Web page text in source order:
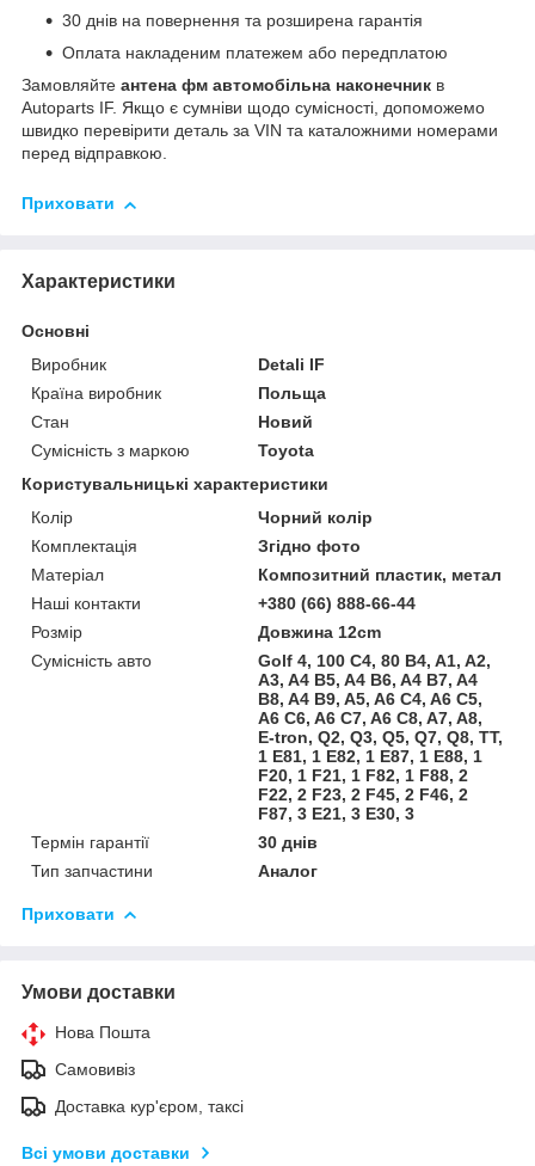
30 днів на повернення та розширена гарантія
Оплата накладеним платежем або передплатою
Замовляйте антена фм автомобільна наконечник в
Autoparts IF. Якщо є сумніви щодо сумісності, допоможемо
швидко перевірити деталь за VIN та каталожними номерами
перед відправкою.
Приховати
Характеристики
Основні
Виробник
Detali IF
Країна виробник
Польща
Стан
Новий
Сумісність з маркою
Toyota
Користувальницькі характеристики
Колір
Чорний колір
Комплектація
Згідно фото
Матеріал
Композитний пластик, метал
Наші контакти
+380 (66) 888-66-44
Розмір
Довжина 12cm
Сумісність авто
Golf 4, 100 C4, 80 B4, A1, A2,
A3, A4 B5, A4 B6, A4 B7, A4
B8, A4 B9, A5, A6 C4, A6 C5,
A6 C6, A6 C7, A6 C8, A7, A8,
E-tron, Q2, Q3, Q5, Q7, Q8, TT,
1 E81, 1 E82, 1 E87, 1 E88, 1
F20, 1 F21, 1 F82, 1 F88, 2
F22, 2 F23, 2 F45, 2 F46, 2
F87, 3 E21, 3 E30, 3
Термін гарантії
30 днів
Тип запчастини
Аналог
Приховати
Умови доставки
Нова Пошта
Самовивіз
Доставка кур'єром, таксі
Всі умови доставки